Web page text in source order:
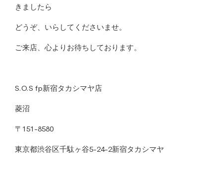
きましたら
どうぞ、いらしてくださいませ。
ご来店、心よりお待ちしております。
S.O.S fp新宿タカシマヤ店
菱沼
〒151-8580
東京都渋谷区千駄ヶ谷5-24-2新宿タカシマヤ